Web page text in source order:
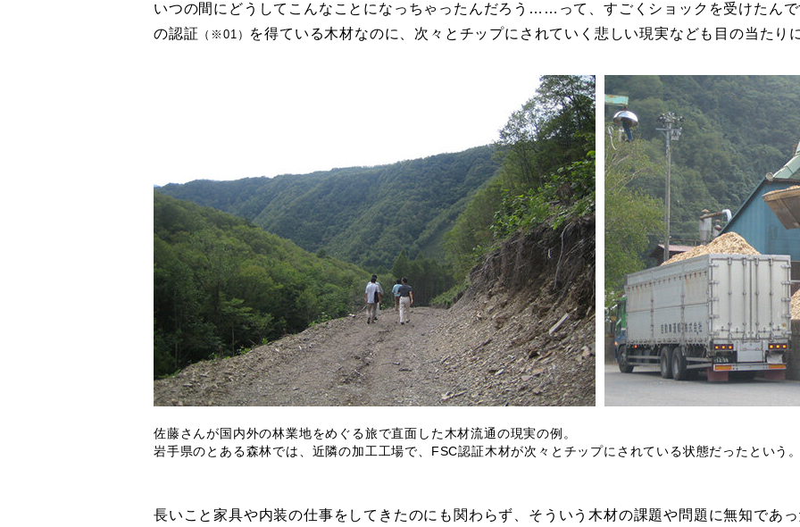
いつの間にどうしてこんなことになっちゃったんだろう……って、すごくショックを受けたん
の認証 （※01） を得ている木材なのに、次々とチップにされていく悲しい現実なども目の当たり
佐藤さんが国内外の林業地をめぐる旅で直面した木材流通の現実の例。
岩手県のとある森林では、近隣の加工工場で、FSC認証木材が次々とチップにされている状態だったという
長いこと家具や内装の仕事をしてきたのにも関わらず、そういう木材の課題や問題に無知であ